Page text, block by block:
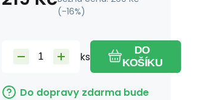
(-16%)
ks
DO
KOŠÍKU
Do dopravy zdarma bude